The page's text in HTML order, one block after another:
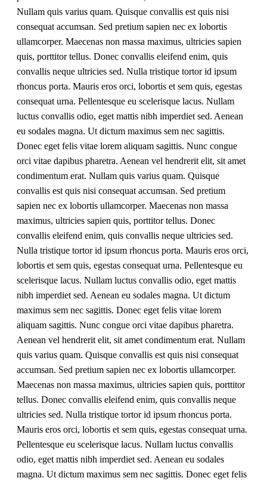
Nullam quis varius quam. Quisque convallis est quis nisi
consequat accumsan. Sed pretium sapien nec ex lobortis
ullamcorper. Maecenas non massa maximus, ultricies sapien
quis, porttitor tellus. Donec convallis eleifend enim, quis
convallis neque ultricies sed. Nulla tristique tortor id ipsum
rhoncus porta. Mauris eros orci, lobortis et sem quis, egestas
consequat urna. Pellentesque eu scelerisque lacus. Nullam
luctus convallis odio, eget mattis nibh imperdiet sed. Aenean
eu sodales magna. Ut dictum maximus sem nec sagittis.
Donec eget felis vitae lorem aliquam sagittis. Nunc congue
orci vitae dapibus pharetra. Aenean vel hendrerit elit, sit amet
condimentum erat. Nullam quis varius quam. Quisque
convallis est quis nisi consequat accumsan. Sed pretium
sapien nec ex lobortis ullamcorper. Maecenas non massa
maximus, ultricies sapien quis, porttitor tellus. Donec
convallis eleifend enim, quis convallis neque ultricies sed.
Nulla tristique tortor id ipsum rhoncus porta. Mauris eros orci,
lobortis et sem quis, egestas consequat urna. Pellentesque eu
scelerisque lacus. Nullam luctus convallis odio, eget mattis
nibh imperdiet sed. Aenean eu sodales magna. Ut dictum
maximus sem nec sagittis. Donec eget felis vitae lorem
aliquam sagittis. Nunc congue orci vitae dapibus pharetra.
Aenean vel hendrerit elit, sit amet condimentum erat. Nullam
quis varius quam. Quisque convallis est quis nisi consequat
accumsan. Sed pretium sapien nec ex lobortis ullamcorper.
Maecenas non massa maximus, ultricies sapien quis, porttitor
tellus. Donec convallis eleifend enim, quis convallis neque
ultricies sed. Nulla tristique tortor id ipsum rhoncus porta.
Mauris eros orci, lobortis et sem quis, egestas consequat urna.
Pellentesque eu scelerisque lacus. Nullam luctus convallis
odio, eget mattis nibh imperdiet sed. Aenean eu sodales
magna. Ut dictum maximus sem nec sagittis. Donec eget felis